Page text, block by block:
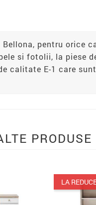
pentru orice
si fotolii, la piese
calitate E-1 care
LA REDUCERE